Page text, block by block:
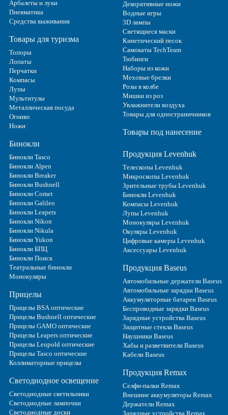
Арбалеты и луки
Пневматика
Средства выживания
Товары для туризма
Топоры
Лопаты
Перчатки
Компасы
Лупы
Мультитулы
Металлическая посуда
Огниво
Ножи
Бинокли
Бинокли Tasco
Бинокли Alpen
Бинокли Breaker
Бинокли Bushnell
Бинокли Comet
Бинокли Galileo
Бинокли Leapers
Бинокли Nikon
Бинокли Nikula
Бинокли Yukon
Бинокли БПЦ
Бинокли Поиск
Театральные бинокли
Монокуляры
Прицелы
Прицелы BSA оптические
Прицелы Bushnell оптические
Прицелы GAMO оптические
Прицелы Leapers оптические
Прицелы Leupold оптические
Прицелы Tasco оптические
Коллиматорные прицелы
Светодиодное освещение
Светодиодные светильники
Светодиодные лампочки
Светодиодные доски
Декоративные ножи
Водные игры
3D лампы
Светящиеся маски
Кинетический песок
Самокаты TechTeam
Тюбинги
Наборы из кожи
Меховые брелки
Розы в колбе
Мишки из роз
Увлажнители воздуха
Товары для одностраничников
Товары под нанесение
Продукция Levenhuk
Телескопы Levenhuk
Микроскопы Levenhuk
Зрительные трубы Levenhuk
Бинокли Levenhuk
Компасы Levenhuk
Лупы Levenhuk
Монокуляры Levenhuk
Окуляры Levenhuk
Цифровые камеры Levenhuk
Аксессуары Levenhuk
Продукция Baseus
Автомобильные держатели Baseus
Автомобильные зарядки Baseus
Аккумуляторные батареи Baseus
Беспроводные зарядки Baseus
Зарядные устройства Baseus
Защитные стекла Baseus
Наушники Baseus
Хабы и разветвители Baseus
Кабели Baseus
Продукция Remax
Селфи-палки Remax
Внешние аккумуляторы Remax
Держатели Remax
Зарядные устройства Remax